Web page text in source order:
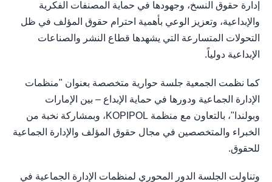
إدارة حقوق النسخ، وجهودها في حماية المصنفات الفكرية
والإبداعية، وتعزيز الوعي بأهمية احترام حقوق المؤلف في ظل
التحولات المتسارعة التي يشهدها قطاع النشر والصناعات
الإبداعية دولياً.
كما نظمت الجمعية جلسة حوارية متخصصة بعنوان "منظمات
الإدارة الجماعية ودورها في حماية الإبداع – بين الإمارات
وبولندا"، بالتعاون مع منظمة KOPIPOL، وبمشاركة نخبة من
الخبراء والمتخصصين في مجال حقوق المؤلف والإدارة الجماعية
للحقوق.
وتناولت الجلسة الدور المحوري لمنظمات الإدارة الجماعية في